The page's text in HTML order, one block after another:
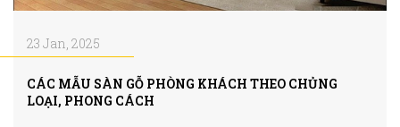
23 Jan, 2025
CÁC MẪU SÀN GỖ PHÒNG KHÁCH THEO CHỦNG
LOẠI, PHONG CÁCH